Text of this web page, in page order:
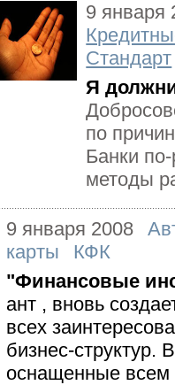
9 января
Стандарт
Я
по
Банки
методы
9 января 2008
карты
КФК
"Финансовые
ант , вновь
всех
бизнес-структур.
оснащенные